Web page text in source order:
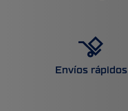
Envíos rápidos